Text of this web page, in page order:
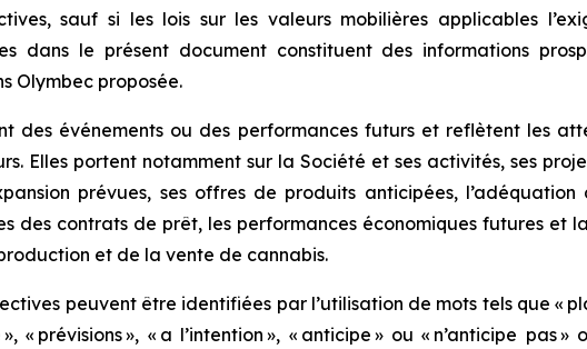
sauf si les lois sur les valeurs mobilières applicables
dans le présent document constituent des informations
Olymbec proposée.
des événements ou des performances futurs et reflètent les
Elles portent notamment sur la Société et ses activités, ses
prévues, ses offres de produits anticipées,
des contrats de prêt, les performances économiques futures
et de la vente de cannabis.
peuvent être identifiées par l’utilisation de mots tels que «
« prévisions », « a l’intention », « anticipe » ou « n’anticipe